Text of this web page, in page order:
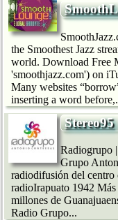
the Smoothest Jazz
world. Download Free
'smoothjazz.com') on
Many websites
inserting a word
Stereo95
Radiogrupo
Grupo
radiodifusión del centro
radioIrapuato 1942
millones de
Radio Grupo...